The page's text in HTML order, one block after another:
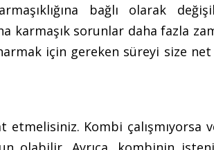
bağlı olarak
karmaşık sorunlar daha fazla
için gereken süreyi size
etmelisiniz. Kombi çalışmıyorsa